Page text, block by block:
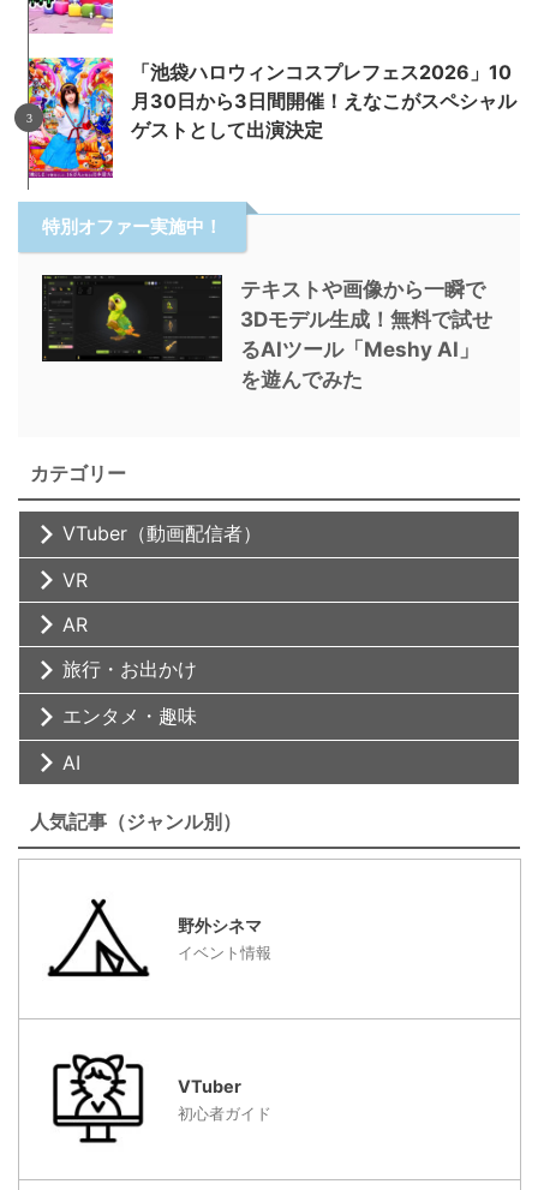
「池袋ハロウィンコスプレフェス2026」10
月30日から3日間開催！えなこがスペシャル
ゲストとして出演決定
特別オファー実施中！
テキストや画像から一瞬で
3Dモデル生成！無料で試せ
るAIツール「Meshy AI」
を遊んでみた
カテゴリー
VTuber（動画配信者）
VR
AR
旅行・お出かけ
エンタメ・趣味
AI
人気記事（ジャンル別）
野外シネマ
イベント情報
VTuber
初心者ガイド